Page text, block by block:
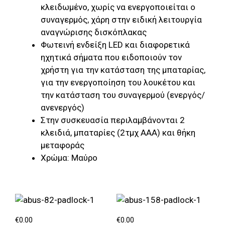
κλειδωμένο, χωρίς να ενεργοποιείται ο
συναγερμός, χάρη στην ειδική λειτουργία
αναγνώρισης δισκόπλακας
Φωτεινή ενδείξη LED και διαφορετικά
ηχητικά σήματα που ειδοποιούν τον
χρήστη για την κατάσταση της μπαταρίας,
για την ενεργοποίηση του λουκέτου και
την κατάσταση του συναγερμού (ενεργός/
ανενεργός)
Στην συσκευασία περιλαμβάνονται 2
κλειδιά, μπαταρίες (2τμχ ΑΑΑ) και θήκη
μεταφοράς
Χρώμα: Μαύρο
€0.00 €0.00